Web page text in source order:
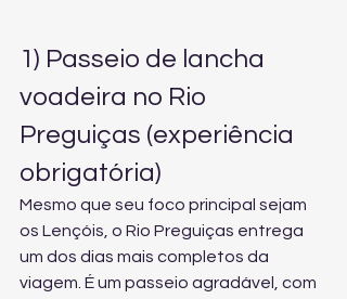
1) Passeio de lancha
voadeira no Rio
Preguiças (experiência
obrigatória)
Mesmo que seu foco principal sejam
os Lençóis, o Rio Preguiças entrega
um dos dias mais completos da
viagem. É um passeio agradável, com